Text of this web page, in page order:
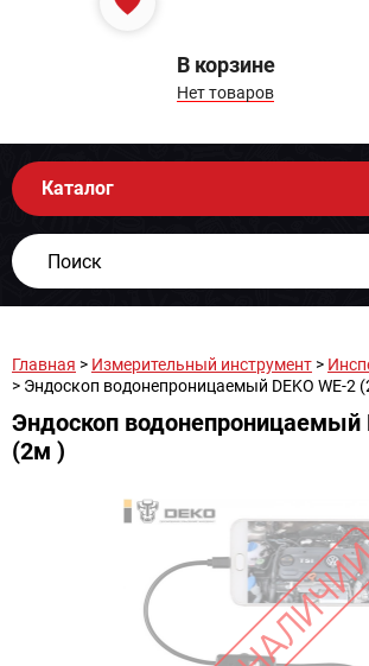
В корзине
Нет товаров
Каталог
Главная > Измерительный инструмент >
> Эндоскоп водонепроницаемый DEKO WE-2
Эндоскоп водонепроницаемый
(2м )